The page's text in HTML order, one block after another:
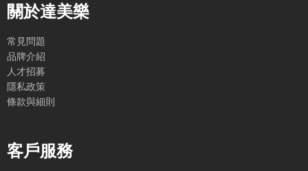
關於達美樂
常見問題
品牌介紹
人才招募
隱私政策
條款與細則
客戶服務